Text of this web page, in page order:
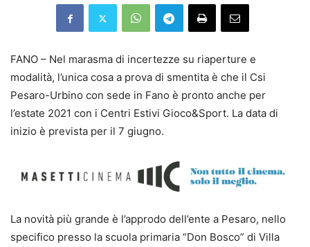
FANO – Nel marasma di incertezze su riaperture e
modalità, l’unica cosa a prova di smentita è che il Csi
Pesaro-Urbino con sede in Fano è pronto anche per
l’estate 2021 con i Centri Estivi Gioco&Sport. La data di
inizio è prevista per il 7 giugno.
La novità più grande è l’approdo dell’ente a Pesaro, nello
specifico presso la scuola primaria “Don Bosco” di Villa